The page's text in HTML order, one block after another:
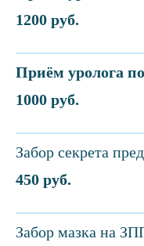
1200 руб.
Приём уролога
1000 руб.
Забор секрета
450 руб.
Забор мазка на